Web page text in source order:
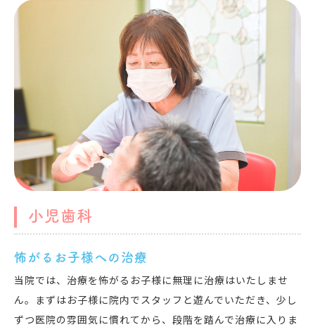
小児歯科
怖がるお子様への治療
当院では、治療を怖がるお子様に無理に治療はいたしませ
ん。まずはお子様に院内でスタッフと遊んでいただき、少し
ずつ医院の雰囲気に慣れてから、段階を踏んで治療に入りま